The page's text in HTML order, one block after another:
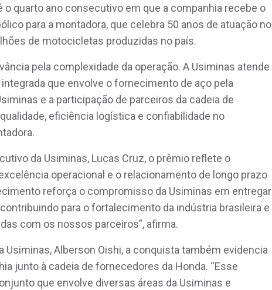
o quarto ano consecutivo em que a companhia recebe o
para a montadora, que celebra 50 anos de atuação no
de motocicletas produzidas no país.
pela complexidade da operação. A Usiminas atende
que envolve o fornecimento de aço pela
e a participação de parceiros da cadeia de
eficiência logística e confiabilidade no
da Usiminas, Lucas Cruz, o prêmio reflete o
operacional e o relacionamento de longo prazo
reforça o compromisso da Usiminas em entregar
para o fortalecimento da indústria brasileira e
com os nossos parceiros”, afirma.
Usiminas, Alberson Oishi, a conquista também evidencia
junto à cadeia de fornecedores da Honda. “Esse
que envolve diversas áreas da Usiminas e